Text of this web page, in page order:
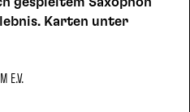
Karten unter
E.V.